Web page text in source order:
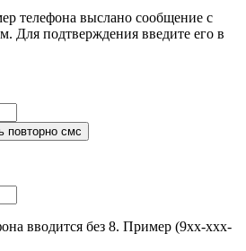
телефона выслано сообщение с
Для подтверждения введите его в
вводится без 8. Пример (9хх-ххх-